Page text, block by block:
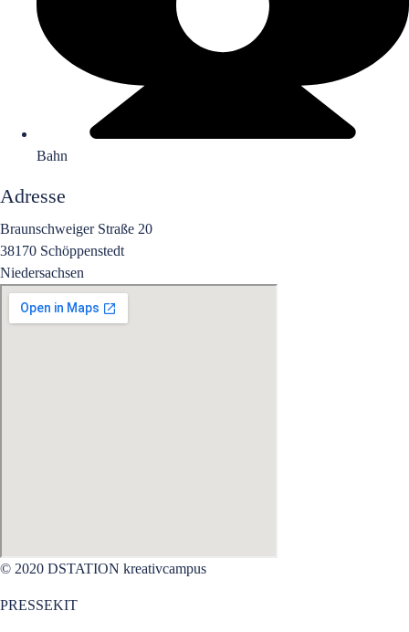
Bahn
Adresse
Braunschweiger Straße 20
38170 Schöppenstedt
Niedersachsen
© 2020 DSTATION kreativcampus
PRESSEKIT